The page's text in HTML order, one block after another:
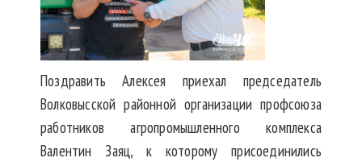
Поздравить Алексея приехал председатель
Волковысской районной организации профсоюза
работников агропромышленного комплекса
Валентин Заяц, к которому присоединились